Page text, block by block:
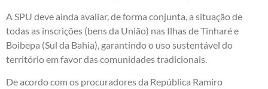
A SPU deve ainda avaliar, de forma conjunta, a situação de
todas as inscrições (bens da União) nas Ilhas de Tinharé e
Boibepa (Sul da Bahia), garantindo o uso sustentável do
território em favor das comunidades tradicionais.
De acordo com os procuradores da República Ramiro